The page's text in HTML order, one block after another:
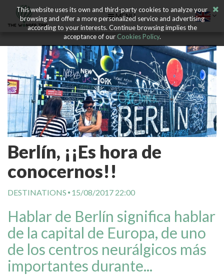
MENU
Berlín, ¡¡Es hora de
conocernos!!
DESTINATIONS 15/08/2017 22:00
Hablar de Berlín significa hablar
de la capital de Europa, de uno
de los centros neurálgicos más
importantes durante...
This website uses its own and third-party cookies to analyze your
browsing and offer a more personalized service and advertising
according to your interests. Continue browsing implies the
acceptance of ourCookies Policy.